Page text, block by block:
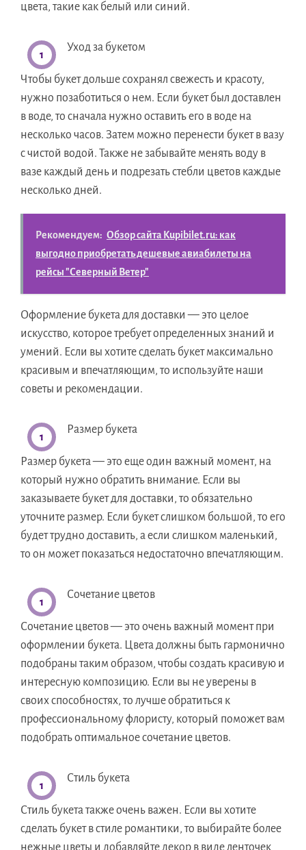
цвета, такие как белый или синий.
Уход за букетом
Чтобы букет дольше сохранял свежесть и красоту,
нужно позаботиться о нем. Если букет был доставлен
в воде, то сначала нужно оставить его в воде на
несколько часов. Затем можно перенести букет в вазу
с чистой водой. Также не забывайте менять воду в
вазе каждый день и подрезать стебли цветов каждые
несколько дней.
Рекомендуем: Обзор сайта Kupibilet.ru: как
выгодно приобретать дешевые авиабилеты на
рейсы "Северный Ветер"
Оформление букета для доставки — это целое
искусство, которое требует определенных знаний и
умений. Если вы хотите сделать букет максимально
красивым и впечатляющим, то используйте наши
советы и рекомендации.
Размер букета
Размер букета — это еще один важный момент, на
который нужно обратить внимание. Если вы
заказываете букет для доставки, то обязательно
уточните размер. Если букет слишком большой, то его
будет трудно доставить, а если слишком маленький,
то он может показаться недостаточно впечатляющим.
Сочетание цветов
Сочетание цветов — это очень важный момент при
оформлении букета. Цвета должны быть гармонично
подобраны таким образом, чтобы создать красивую и
интересную композицию. Если вы не уверены в
своих способностях, то лучше обратиться к
профессиональному флористу, который поможет вам
подобрать оптимальное сочетание цветов.
Стиль букета
Стиль букета также очень важен. Если вы хотите
сделать букет в стиле романтики, то выбирайте более
нежные цветы и добавляйте декор в виде ленточек